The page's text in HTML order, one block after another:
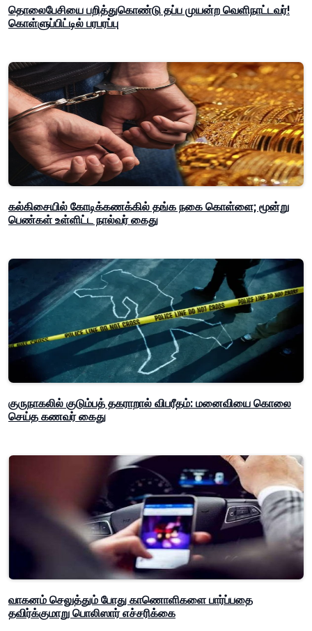
தொலைபேசியை பறித்துகொண்டு தப்ப முயன்ற வெளிநாட்டவர்!
கொள்ளுப்பிட்டில் பரபரப்பு
கல்கிசையில் கோடிக்கணக்கில் தங்க நகை கொள்ளை; மூன்று
பெண்கள் உள்ளிட்ட நால்வர் கைது
குருநாகலில் குடும்பத் தகராறால் விபரீதம்: மனைவியை கொலை
செய்த கணவர் கைது
வாகனம் செலுத்தும் போது காணொளிகளை பார்ப்பதை
தவிர்க்குமாறு பொலிஸார் எச்சரிக்கை